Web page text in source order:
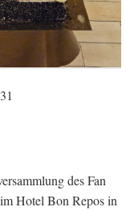
des Fan
Hotel Bon Repos in